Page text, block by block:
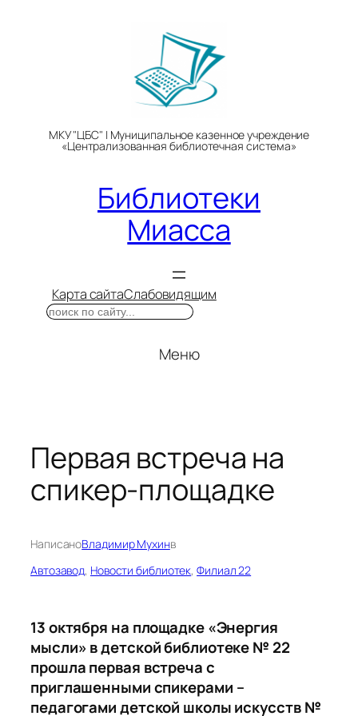
МКУ "ЦБС" | Муниципальное казенное учреждение
«Централизованная библиотечная система»
Библиотеки
Миасса
Карта сайтаСлабовидящим
Поиск
Меню
Первая встреча на
спикер-площадке
НаписаноВладимир Мухинв
Автозавод, Новости библиотек, Филиал 22
13 октября на площадке «Энергия
мысли» в детской библиотеке № 22
прошла первая встреча с
приглашенными спикерами –
педагогами детской школы искусств №